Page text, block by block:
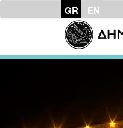
GR EN